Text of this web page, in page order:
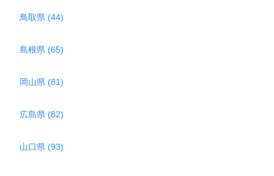
鳥取県 (44)
島根県 (65)
岡山県 (81)
広島県 (82)
山口県 (93)